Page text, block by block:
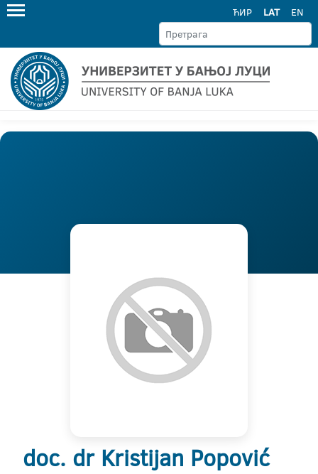
ЋИР LAT EN
doc. dr Kristijan Popović